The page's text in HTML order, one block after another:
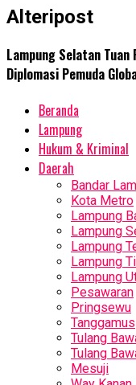
Alteripost
Lampung Selatan Tuan
Diplomasi Pemuda
Beranda
Lampung
Hukum & Kriminal
Daerah
Bandar
Kota Metro
Lampung
Lampung
Lampung
Lampung
Lampung
Pesawaran
Pringsewu
Tanggamus
Tulang
Tulang
Mesuji